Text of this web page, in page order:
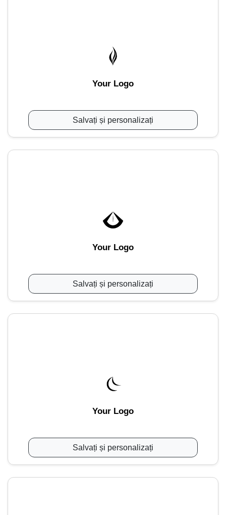
Your Logo
Salvați și personalizați
Your Logo
Salvați și personalizați
Your Logo
Salvați și personalizați